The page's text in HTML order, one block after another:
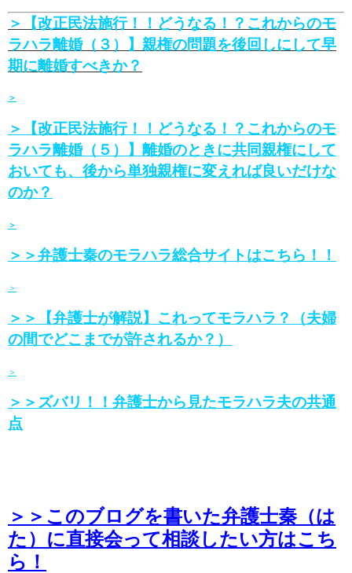
＞【改正民法施行！！どうなる！？これからのモ
ラハラ離婚（３）】親権の問題を後回しにして早
期に離婚すべきか？
＞
＞【改正民法施行！！どうなる！？これからのモ
ラハラ離婚（５）】離婚のときに共同親権にして
おいても、後から単独親権に変えれば良いだけな
のか？
＞
＞＞弁護士秦のモラハラ総合サイトはこちら！！
＞
＞＞【弁護士が解説】これってモラハラ？（夫婦
の間でどこまでが許されるか？）
＞
＞＞ズバリ！！弁護士から見たモラハラ夫の共通
点
＞＞このブログを書いた弁護士秦（は
た）に直接会って相談したい方はこち
ら！